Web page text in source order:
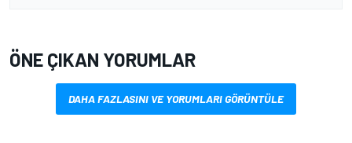
ÖNE ÇIKAN YORUMLAR
DAHA FAZLASINI VE YORUMLARI GÖRÜNTÜLE